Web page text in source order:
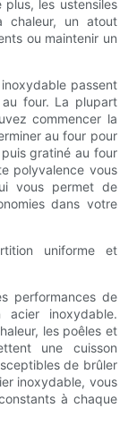
les ustensiles
chaleur, un atout
ou maintenir un
passent
four. La plupart
commencer la
au four pour
gratiné au four
polyvalence vous
vous permet de
dans votre
uniforme et
performances de
acier inoxydable.
les poêles et
une cuisson
de brûler
inoxydable, vous
à chaque